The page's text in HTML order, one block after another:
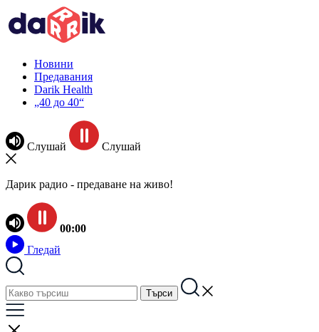
Новини
Предавания
Darik Health
„40 до 40“
Слушай Слушай
Дарик радио - предаване на живо!
00:00
Гледай